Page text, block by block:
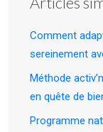
Comment
sereinement
Méthode
en quête de
Programme